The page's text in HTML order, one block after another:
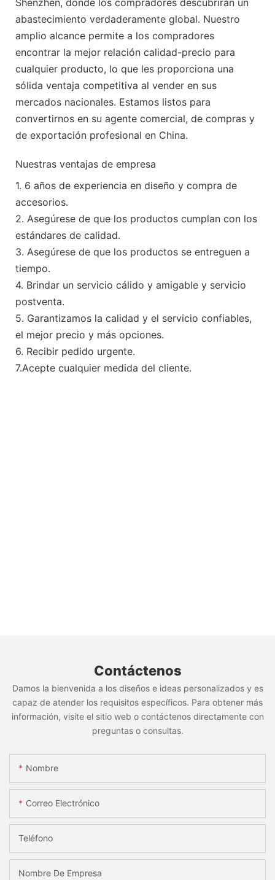
abastecimiento verdaderamente global. Nuestro
amplio alcance permite a los compradores
encontrar la mejor relación calidad-precio para
cualquier producto, lo que les proporciona una
sólida ventaja competitiva al vender en sus
mercados nacionales. Estamos listos para
convertirnos en su agente comercial, de compras y
de exportación profesional en China.
Nuestras ventajas de empresa
1. 6 años de experiencia en diseño y compra de
accesorios.
2. Asegúrese de que los productos cumplan con los
estándares de calidad.
3. Asegúrese de que los productos se entreguen a
tiempo.
4. Brindar un servicio cálido y amigable y servicio
postventa.
5. Garantizamos la calidad y el servicio confiables,
el mejor precio y más opciones.
6. Recibir pedido urgente.
7.Acepte cualquier medida del cliente.
Contáctenos
Damos la bienvenida a los diseños e ideas personalizados y es
capaz de atender los requisitos específicos. Para obtener más
información, visite el sitio web o contáctenos directamente con
preguntas o consultas.
Nombre
Correo Electrónico
Teléfono
Nombre De Empresa